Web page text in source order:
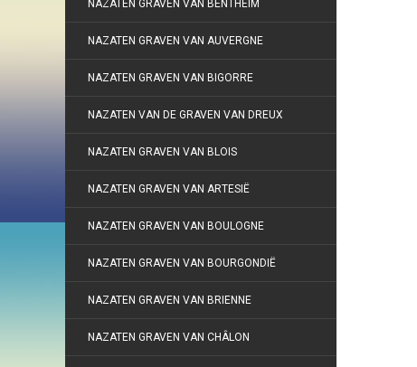
NAZATEN GRAVEN VAN BENTHEIM
NAZATEN GRAVEN VAN AUVERGNE
NAZATEN GRAVEN VAN BIGORRE
NAZATEN VAN DE GRAVEN VAN DREUX
NAZATEN GRAVEN VAN BLOIS
NAZATEN GRAVEN VAN ARTESIË
NAZATEN GRAVEN VAN BOULOGNE
NAZATEN GRAVEN VAN BOURGONDIË
NAZATEN GRAVEN VAN BRIENNE
NAZATEN GRAVEN VAN CHÂLON